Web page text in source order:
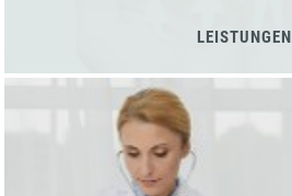
LEISTUNGEN